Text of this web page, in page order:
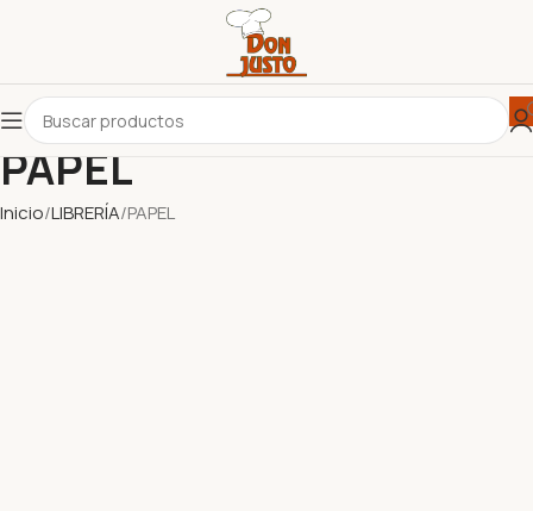
PAPEL
Inicio LIBRERÍA PAPEL